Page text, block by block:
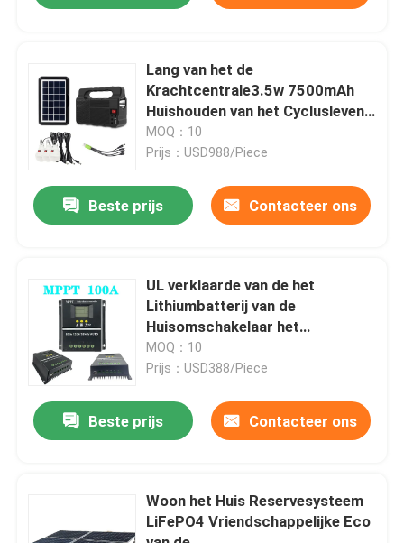
Producten
video's
Ongeveer ons
Kwaliteitscontrole
Contacteer ons
Verzoek om een Citaat
Lithium-ijzerfosfaat batterijcel
Lang van het de
Krachtcentrale3.5w 7500mAh
Huishouden van het Cyclusleven
Zonnelifepo4
Omschakelaarstype
MOQ：10
Prijs：USD988/Piece
Beste prijs Contacteer ons
UL verklaarde van de het
Lithiumbatterij van de
Huisomschakelaar het
Systeemoverbelasting
MOQ：10
Prijs：USD388/Piece
Beste prijs Contacteer ons
Woon het Huis Reservesysteem
LiFePO4 Vriendschappelijke Eco